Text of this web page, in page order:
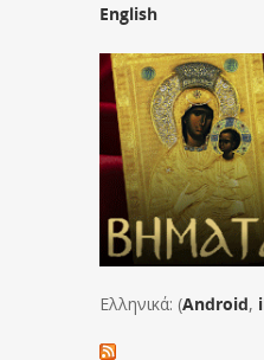
English
Ελληνικά: (Android,